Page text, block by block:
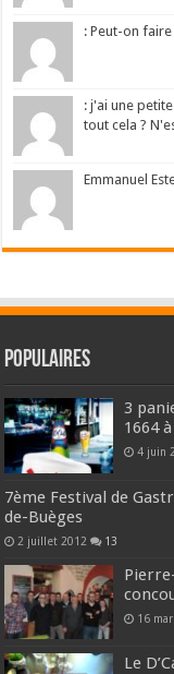
: Peut-on
: j'ai une
tout cela ?
Emmanuel
Populaires
3
1664
4 juin
7ème Festival de
de-Buèges
2 juillet 2012 13
16
Le